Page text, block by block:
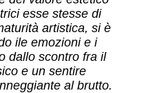
esse stesse di
artistica, si è
ile emozioni e i
dallo scontro fra il
e un sentire
al brutto.